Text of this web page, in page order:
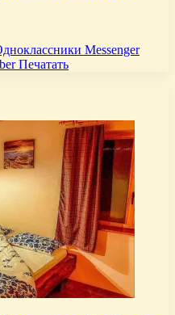
Messenger
Печатать